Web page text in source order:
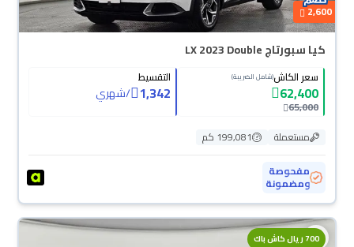
2,600
كيا سبورتاج LX 2023 Double
سعر الكاش(شامل الضريبة)
62,400
65,000
التقسيط
1,342
/شهري
مستعملة
199,081 كم
مفحوصة
ومضمونة
700 ريال كاش باك